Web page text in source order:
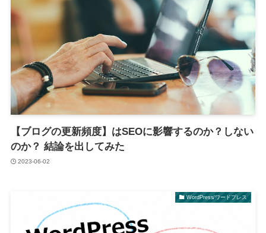
【ブログの更新頻度】はSEOに影響するのか？しない
のか？ 結論を出してみた
2023-06-02
WordPress/ワードプレス